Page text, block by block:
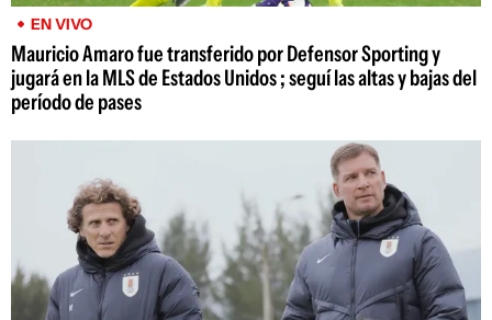
EN VIVO
Mauricio Amaro fue transferido por Defensor Sporting y
jugará en la MLS de Estados Unidos ; seguí las altas y bajas del
período de pases